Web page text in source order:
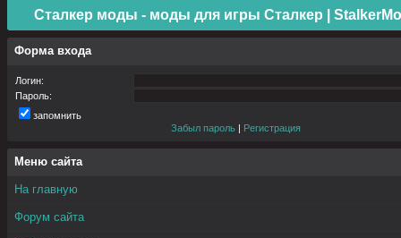
Сталкер моды - моды для игры Сталкер |
Форма входа
Логин:
Пароль:
запомнить
Забыл пароль | Регистрация
Меню сайта
На главную
Форум сайта